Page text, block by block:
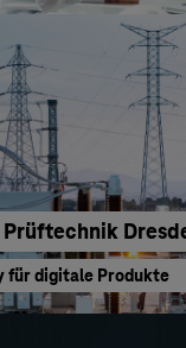
Prüftechnik
für digitale Produkte